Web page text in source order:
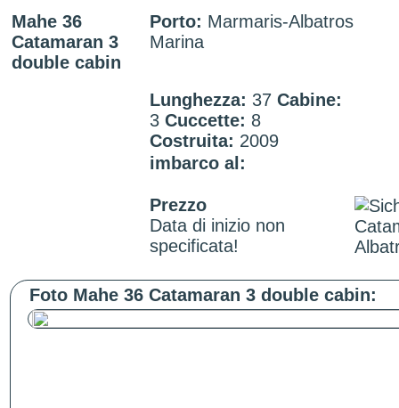
Mahe 36
Catamaran 3
double cabin
Porto: Marmaris-Albatros
Marina
Lunghezza: 37 Cabine:
3 Cuccette: 8
Costruita: 2009
imbarco al:
Prezzo
Data di inizio non
specificata!
Foto Mahe 36 Catamaran 3 double cabin: